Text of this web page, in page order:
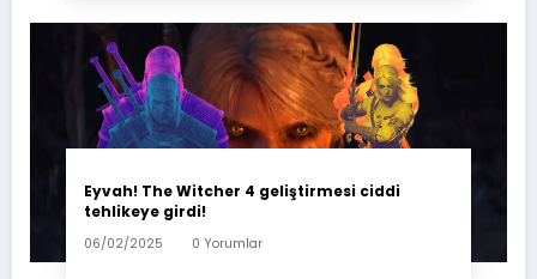
Eyvah! The Witcher 4 geliştirmesi ciddi
tehlikeye girdi!
06/02/2025 0 Yorumlar